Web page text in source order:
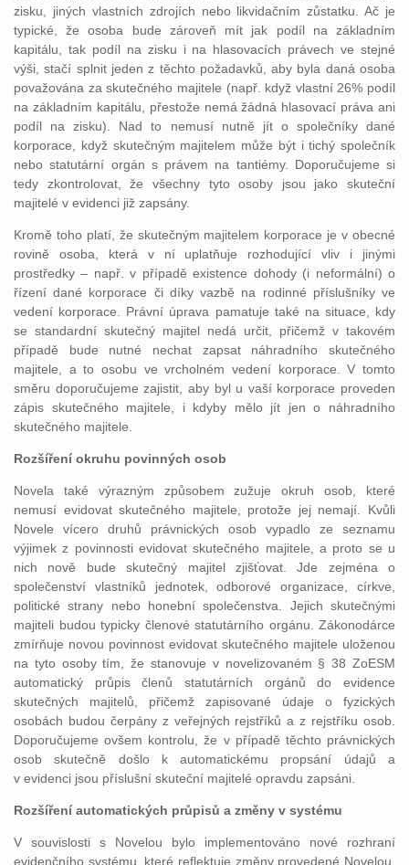
zisku, jiných vlastních zdrojích nebo likvidačním zůstatku. Ač je
typické, že osoba bude zároveň mít jak podíl na základním
kapitálu, tak podíl na zisku i na hlasovacích právech ve stejné
výši, stačí splnit jeden z těchto požadavků, aby byla daná osoba
považována za skutečného majitele (např. když vlastní 26% podíl
na základním kapitálu, přestože nemá žádná hlasovací práva ani
podíl na zisku). Nad to nemusí nutně jít o společníky dané
korporace, když skutečným majitelem může být i tichý společník
nebo statutární orgán s právem na tantiémy. Doporučujeme si
tedy zkontrolovat, že všechny tyto osoby jsou jako skuteční
majitelé v evidenci již zapsány.
Kromě toho platí, že skutečným majitelem korporace je v obecné
rovině osoba, která v ní uplatňuje rozhodující vliv i jinými
prostředky – např. v případě existence dohody (i neformální) o
řízení dané korporace či díky vazbě na rodinné příslušníky ve
vedení korporace. Právní úprava pamatuje také na situace, kdy
se standardní skutečný majitel nedá určit, přičemž v takovém
případě bude nutné nechat zapsat náhradního skutečného
majitele, a to osobu ve vrcholném vedení korporace. V tomto
směru doporučujeme zajistit, aby byl u vaší korporace proveden
zápis skutečného majitele, i kdyby mělo jít jen o náhradního
skutečného majitele.
Rozšíření okruhu povinných osob
Novela také výrazným způsobem zužuje okruh osob, které
nemusí evidovat skutečného majitele, protože jej nemají. Kvůli
Novele vícero druhů právnických osob vypadlo ze seznamu
výjimek z povinnosti evidovat skutečného majitele, a proto se u
nich nově bude skutečný majitel zjišťovat. Jde zejména o
společenství vlastníků jednotek, odborové organizace, církve,
politické strany nebo honební společenstva. Jejich skutečnými
majiteli budou typicky členové statutárního orgánu. Zákonodárce
zmírňuje novou povinnost evidovat skutečného majitele uloženou
na tyto osoby tím, že stanovuje v novelizovaném § 38 ZoESM
automatický průpis členů statutárních orgánů do evidence
skutečných majitelů, přičemž zapisované údaje o fyzických
osobách budou čerpány z veřejných rejstříků a z rejstříku osob.
Doporučujeme ovšem kontrolu, že v případě těchto právnických
osob skutečně došlo k automatickému propsání údajů a
v evidenci jsou příslušní skuteční majitelé opravdu zapsáni.
Rozšíření automatických průpisů a změny v systému
V souvislosti s Novelou bylo implementováno nové rozhraní
evidenčního systému, které reflektuje změny provedené Novelou.